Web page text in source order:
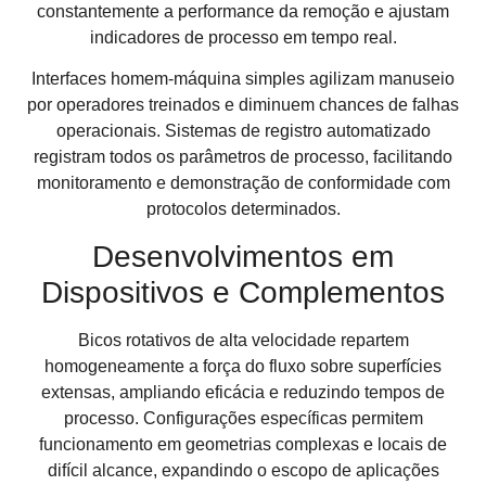
constantemente a performance da remoção e ajustam
indicadores de processo em tempo real.
Interfaces homem-máquina simples agilizam manuseio
por operadores treinados e diminuem chances de falhas
operacionais. Sistemas de registro automatizado
registram todos os parâmetros de processo, facilitando
monitoramento e demonstração de conformidade com
protocolos determinados.
Desenvolvimentos em
Dispositivos e Complementos
Bicos rotativos de alta velocidade repartem
homogeneamente a força do fluxo sobre superfícies
extensas, ampliando eficácia e reduzindo tempos de
processo. Configurações específicas permitem
funcionamento em geometrias complexas e locais de
difícil alcance, expandindo o escopo de aplicações